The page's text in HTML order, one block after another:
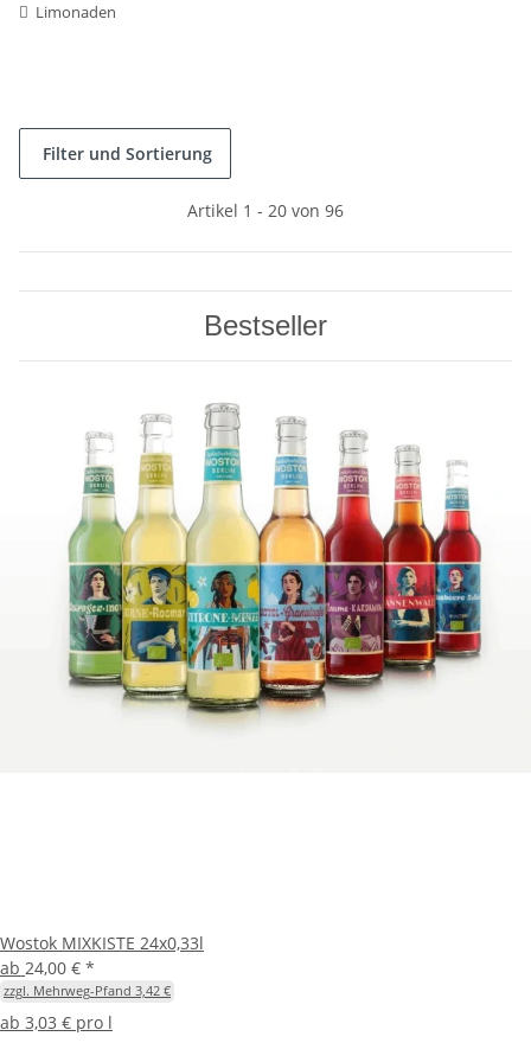
Limonaden
Filter und Sortierung
Artikel 1 - 20 von 96
Bestseller
Wostok MIXKISTE 24x0,33l
ab 24,00 € *
zzgl. Mehrweg-Pfand 3,42 €
ab 3,03 € pro l